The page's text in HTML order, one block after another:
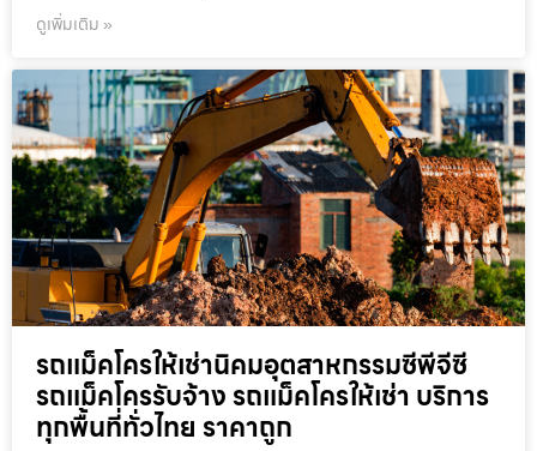
ดูเพิ่มเติม »
รถแม็คโครให้เช่านิคมอุตสาหกรรมซีพีจีซี
รถแม็คโครรับจ้าง รถแม็คโครให้เช่า บริการ
ทุกพื้นที่ทั่วไทย ราคาถูก